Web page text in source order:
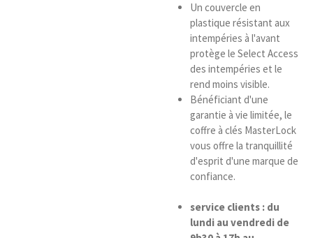
Un couvercle en
plastique résistant aux
intempéries à l'avant
protège le Select Access
des intempéries et le
rend moins visible.
Bénéficiant d'une
garantie à vie limitée, le
coffre à clés MasterLock
vous offre la tranquillité
d'esprit d'une marque de
confiance.
service clients : du
lundi au vendredi de